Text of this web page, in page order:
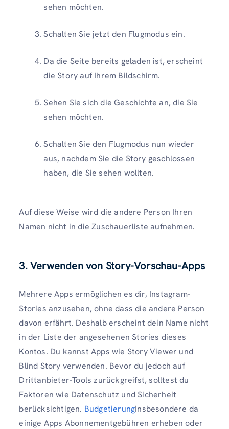
sehen möchten.
Schalten Sie jetzt den Flugmodus ein.
Da die Seite bereits geladen ist, erscheint
die Story auf Ihrem Bildschirm.
Sehen Sie sich die Geschichte an, die Sie
sehen möchten.
Schalten Sie den Flugmodus nun wieder
aus, nachdem Sie die Story geschlossen
haben, die Sie sehen wollten.
Auf diese Weise wird die andere Person Ihren
Namen nicht in die Zuschauerliste aufnehmen.
3. Verwenden von Story-Vorschau-Apps
Mehrere Apps ermöglichen es dir, Instagram-
Stories anzusehen, ohne dass die andere Person
davon erfährt. Deshalb erscheint dein Name nicht
in der Liste der angesehenen Stories dieses
Kontos. Du kannst Apps wie Story Viewer und
Blind Story verwenden. Bevor du jedoch auf
Drittanbieter-Tools zurückgreifst, solltest du
Faktoren wie Datenschutz und Sicherheit
berücksichtigen. BudgetierungInsbesondere da
einige Apps Abonnementgebühren erheben oder